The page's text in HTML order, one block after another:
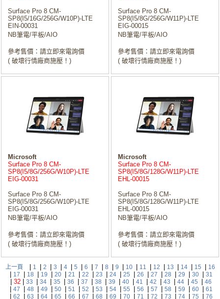
Surface Pro 8 CM-
SP8(I5/16G/256G/W10P)-LTE
EIN-00031
NB筆電/平板/AIO
參考售價：請立即來電詢價
( 破壞行情廠商施壓！)
Surface Pro 8 CM-
SP8(I5/8G/256G/W11P)-LTE
EIG-00015
NB筆電/平板/AIO
參考售價：請立即來電詢價
( 破壞行情廠商施壓！)
Microsoft
Surface Pro 8 CM-
SP8(I5/8G/256G/W10P)-LTE
EIG-00031
Surface Pro 8 CM-
SP8(I5/8G/256G/W10P)-LTE
EIG-00031
NB筆電/平板/AIO
參考售價：請立即來電詢價
( 破壞行情廠商施壓！)
Microsoft
Surface Pro 8 CM-
SP8(I5/8G/128G/W11P)-LTE
EHL-00015
Surface Pro 8 CM-
SP8(I5/8G/128G/W11P)-LTE
EHL-00015
NB筆電/平板/AIO
參考售價：請立即來電詢價
( 破壞行情廠商施壓！)
上一頁 1 2 3 4 5 6 7 8 9 10 11 12 13 14 15 16
17 18 19 20 21 22 23 24 25 26 27 28 29 30 31
32 33 34 35 36 37 38 39 40 41 42 43 44 45 46
47 48 49 50 51 52 53 54 55 56 57 58 59 60 61
62 63 64 65 66 67 68 69 70 71 72 73 74 75 76